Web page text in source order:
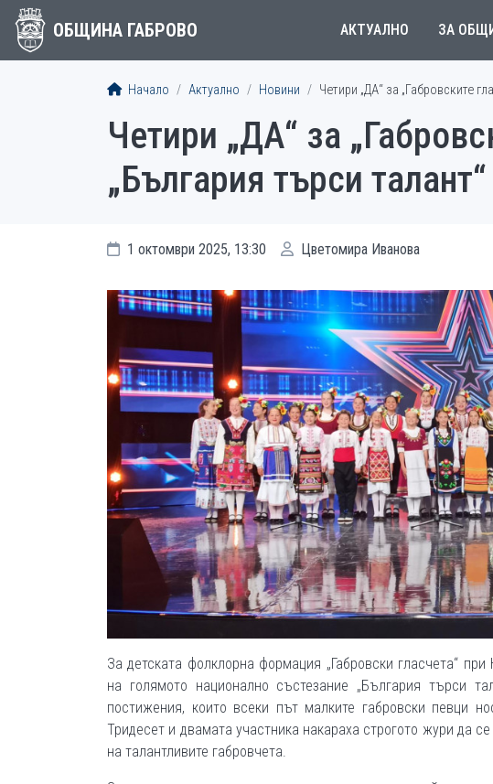
ОБЩИНА ГАБРОВО АКТУАЛНО ЗА
Начало Актуално Новини Четири „ДА“ за „Габровските
Четири „ДА“ за
„България търси талант“
1 октомври 2025, 13:30 Цветомира Иванова
За детската фолклорна формация „Габровски гласчета“
на голямото национално състезание „България търси
постижения, които всеки път малките габровски певци
Тридесет и двамата участника накараха строгото жури да
на талантливите габровчета.